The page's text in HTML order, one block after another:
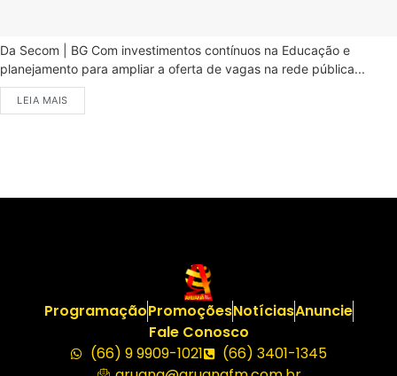
Da Secom | BG Com investimentos contínuos na Educação e
planejamento para ampliar a oferta de vagas na rede pública...
LEIA MAIS
ProgramaçãoPromoçõesNotíciasAnuncie
Fale Conosco
(66) 9 9909-1021
(66) 3401-1345